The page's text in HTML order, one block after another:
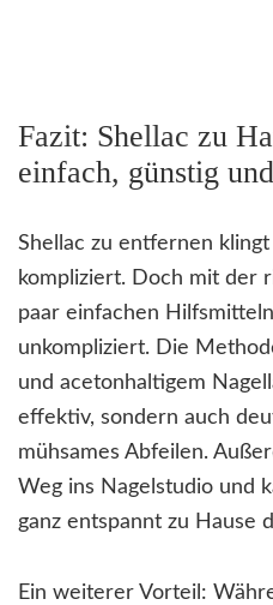
Fazit: Shellac zu
einfach, günstig
Shellac zu entfernen
kompliziert. Doch mit der
paar einfachen
unkompliziert. Die
und acetonhaltigem
effektiv, sondern auch
mühsames Abfeilen.
Weg ins Nagelstudio und
ganz entspannt zu Hause
Ein weiterer Vorteil: